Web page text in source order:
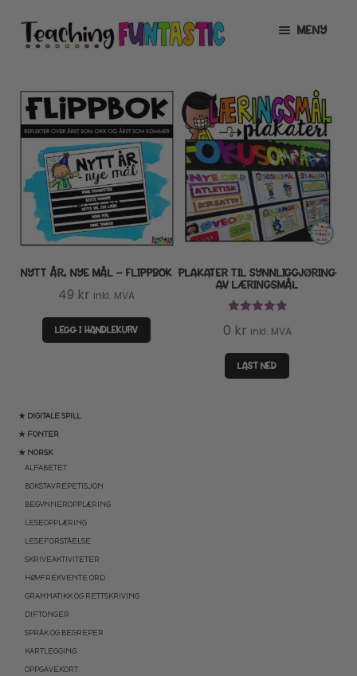
Hopp
til
Hopp
til
MENY
UNDERMENY
MIN KONTO
GRATIS
UTVID
UNDERMENY
BUTIKK
UTVID
UNDERMENY
LISENSER
UTVID
TIPSHJØRNET
KURS
★ DIGITALE SPILL
★ FONTER
★ NORSK
ALFABETET
BOKSTAVREPETISJON
BEGYNNEROPPLÆRING
LESEOPPLÆRING
LESEFORSTÅELSE
SKRIVEAKTIVITETER
HØYFREKVENTE ORD
GRAMMATIKK OG RETTSKRIVING
DIFTONGER
SPRÅK OG BEGREPER
KARTLEGGING
OPPGAVEKORT
NYTT ÅR, NYE MÅL – FLIPPBOK
49 kr inkl. MVA
LEGG I HANDLEKURV
PLAKATER TIL SYNNLIGGJØRING
AV LÆRINGSMÅL
0 kr inkl. MVA
LAST NED